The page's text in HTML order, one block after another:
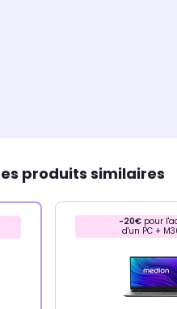
produits similaires
-20€pour
d'un PC +